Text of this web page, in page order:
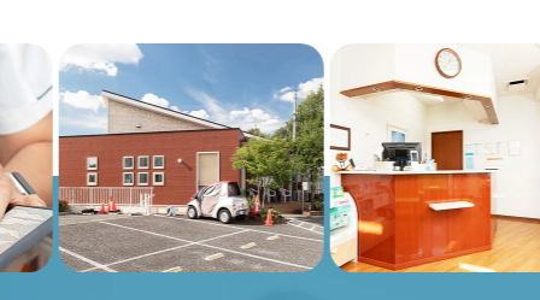
Previous